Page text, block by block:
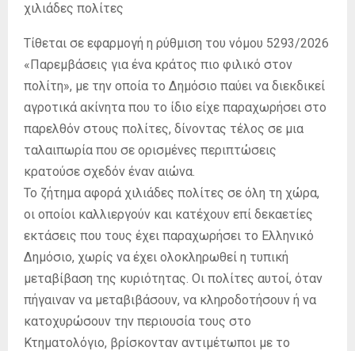
χιλιάδες πολίτες
Τίθεται σε εφαρμογή η ρύθμιση του νόμου 5293/2026
«Παρεμβάσεις για ένα κράτος πιο φιλικό στον
πολίτη», με την οποία το Δημόσιο παύει να διεκδικεί
αγροτικά ακίνητα που το ίδιο είχε παραχωρήσει στο
παρελθόν στους πολίτες, δίνοντας τέλος σε μια
ταλαιπωρία που σε ορισμένες περιπτώσεις
κρατούσε σχεδόν έναν αιώνα.
Το ζήτημα αφορά χιλιάδες πολίτες σε όλη τη χώρα,
οι οποίοι καλλιεργούν και κατέχουν επί δεκαετίες
εκτάσεις που τους έχει παραχωρήσει το Ελληνικό
Δημόσιο, χωρίς να έχει ολοκληρωθεί η τυπική
μεταβίβαση της κυριότητας. Οι πολίτες αυτοί, όταν
πήγαιναν να μεταβιβάσουν, να κληροδοτήσουν ή να
κατοχυρώσουν την περιουσία τους στο
Κτηματολόγιο, βρίσκονταν αντιμέτωποι με το